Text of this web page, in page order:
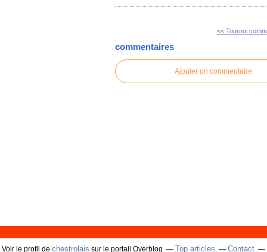
<< Tournoi
commentaires
Ajouter un commentaire
Voir le profil de chestrolais sur le portail Overblog Top articles Contact